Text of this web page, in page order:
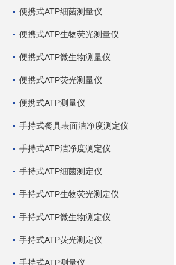
便携式ATP细菌测量仪
便携式ATP生物荧光测量仪
便携式ATP微生物测量仪
便携式ATP荧光测量仪
便携式ATP测量仪
手持式餐具表面洁净度测定仪
手持式ATP洁净度测定仪
手持式ATP细菌测定仪
手持式ATP生物荧光测定仪
手持式ATP微生物测定仪
手持式ATP荧光测定仪
手持式ATP测量仪